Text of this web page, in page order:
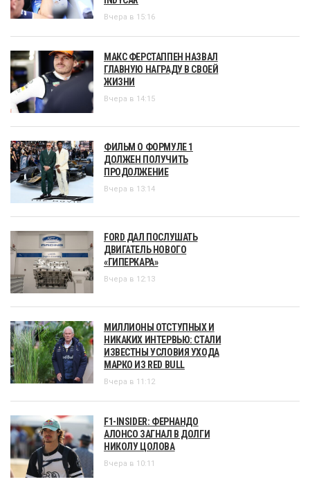
Вчера в 15:16
МАКС ФЕРСТАППЕН НАЗВАЛ
ГЛАВНУЮ НАГРАДУ В СВОЕЙ
ЖИЗНИ
Вчера в 14:15
ФИЛЬМ О ФОРМУЛЕ 1
ДОЛЖЕН ПОЛУЧИТЬ
ПРОДОЛЖЕНИЕ
Вчера в 13:14
FORD ДАЛ ПОСЛУШАТЬ
ДВИГАТЕЛЬ НОВОГО
«ГИПЕРКАРА»
Вчера в 12:13
МИЛЛИОНЫ ОТСТУПНЫХ И
НИКАКИХ ИНТЕРВЬЮ: СТАЛИ
ИЗВЕСТНЫ УСЛОВИЯ УХОДА
МАРКО ИЗ RED BULL
Вчера в 11:12
F1-INSIDER: ФЕРНАНДО
АЛОНСО ЗАГНАЛ В ДОЛГИ
НИКОЛУ ЦОЛОВА
Вчера в 10:11